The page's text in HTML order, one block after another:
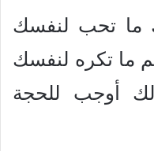
ما تحب لنفسك
ما تكره لنفسك
أوجب للحجة